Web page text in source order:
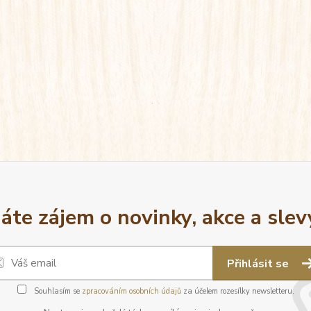
zájem o novinky, akce a
Přihlásit se
Souhlasím se zpracováním osobních údajůza účelem rozesílky newsletteru.